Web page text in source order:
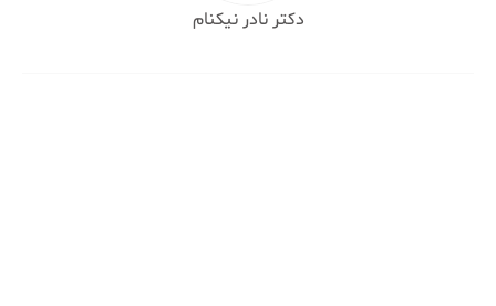
دکتر نادر نیکنام